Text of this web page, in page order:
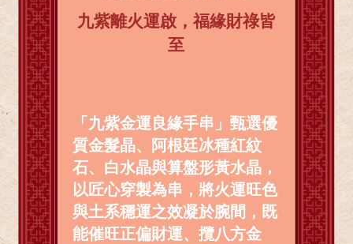
九紫離火運啟，福緣財祿皆
至
「九紫金運良緣手串」甄選優
質金髮晶、阿根廷冰種紅紋
石、白水晶與算盤形黃水晶，
以匠心穿製為串，將火運旺色
與土系穩運之效凝於腕間，既
能催旺正偏財運、攬八方金